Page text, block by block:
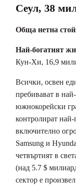
Сеул, 38
Обща нетна
Най-богатият
Кун-Хи, 16,9
Всички, освен
пребивават в
южнокорейски
контролират най-
включително
Samsung и
четвъртият в
(над 5.7 $
сектор е